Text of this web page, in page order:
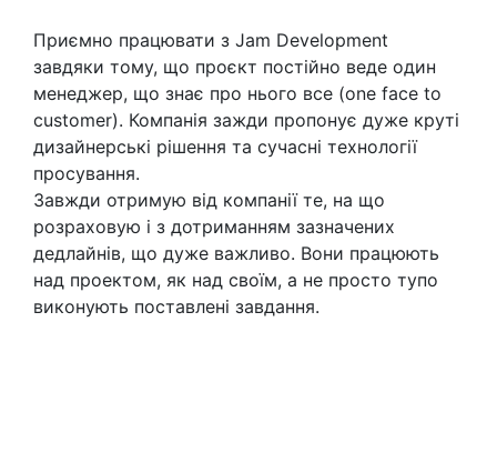
Приємно працювати з Jam Development
завдяки тому, що проєкт постійно веде один
менеджер, що знає про нього все (one face to
customer). Компанія зажди пропонує дуже круті
дизайнерські рішення та сучасні технології
просування.
Завжди отримую від компанії те, на що
розраховую і з дотриманням зазначених
дедлайнів, що дуже важливо. Вони працюють
над проектом, як над своїм, а не просто тупо
виконують поставлені завдання.